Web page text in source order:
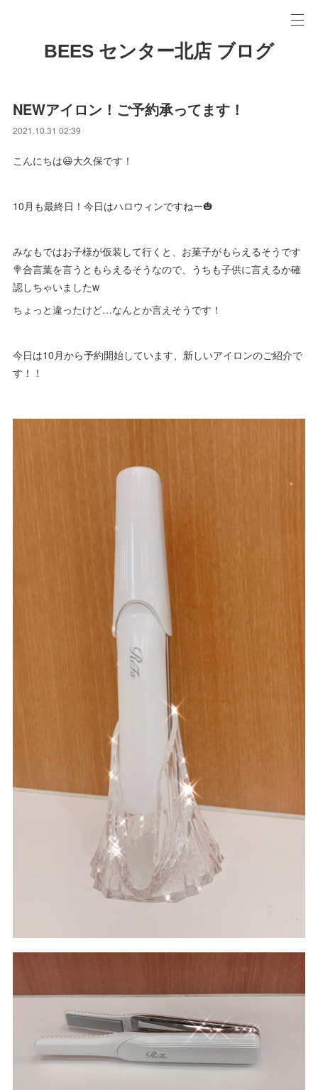
BEES センター北店 ブログ
NEWアイロン！ご予約承ってます！
2021.10.31 02:39
こんにちは😃大久保です！
10月も最終日！今日はハロウィンですねー🎃
みなもではお子様が仮装して行くと、お菓子がもらえるそうです
🍭合言葉を言うともらえるそうなので、うちも子供に言えるか確
認しちゃいましたw
ちょっと違ったけど…なんとか言えそうです！
今日は10月から予約開始しています、新しいアイロンのご紹介で
す！！